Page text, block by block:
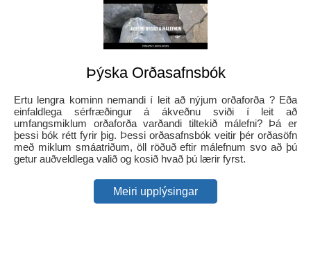
Þýska Orðasafnsbók
Ertu lengra kominn nemandi í leit að nýjum orðaforða ? Eða
einfaldlega sérfræðingur á ákveðnu sviði í leit að
umfangsmiklum orðaforða varðandi tiltekið málefni? Þá er
þessi bók rétt fyrir þig. Þessi orðasafnsbók veitir þér orðasöfn
með miklum smáatriðum, öll röðuð eftir málefnum svo að þú
getur auðveldlega valið og kosið hvað þú lærir fyrst.
Meiri upplýsingar